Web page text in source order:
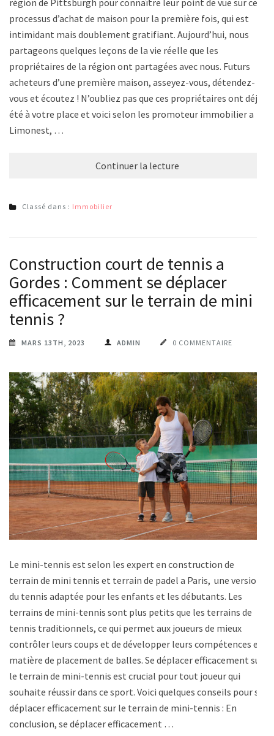
région de Pittsburgh pour connaître leur point de vue sur ce
processus d’achat de maison pour la première fois, qui est
intimidant mais doublement gratifiant. Aujourd’hui, nous
partageons quelques leçons de la vie réelle que les
propriétaires de la région ont partagées avec nous. Futurs
acheteurs d’une première maison, asseyez-vous, détendez-
vous et écoutez ! N’oubliez pas que ces propriétaires ont déjà
été à votre place et voici selon les promoteur immobilier a
Limonest, …
Continuer la lecture
Classé dans : Immobilier
Construction court de tennis a
Gordes : Comment se déplacer
efficacement sur le terrain de mini
tennis ?
MARS 13TH, 2023 ADMIN 0 COMMENTAIRE
Le mini-tennis est selon les expert en construction de
terrain de mini tennis et terrain de padel a Paris, une version
du tennis adaptée pour les enfants et les débutants. Les
terrains de mini-tennis sont plus petits que les terrains de
tennis traditionnels, ce qui permet aux joueurs de mieux
contrôler leurs coups et de développer leurs compétences en
matière de placement de balles. Se déplacer efficacement sur
le terrain de mini-tennis est crucial pour tout joueur qui
souhaite réussir dans ce sport. Voici quelques conseils pour se
déplacer efficacement sur le terrain de mini-tennis : En
conclusion, se déplacer efficacement …